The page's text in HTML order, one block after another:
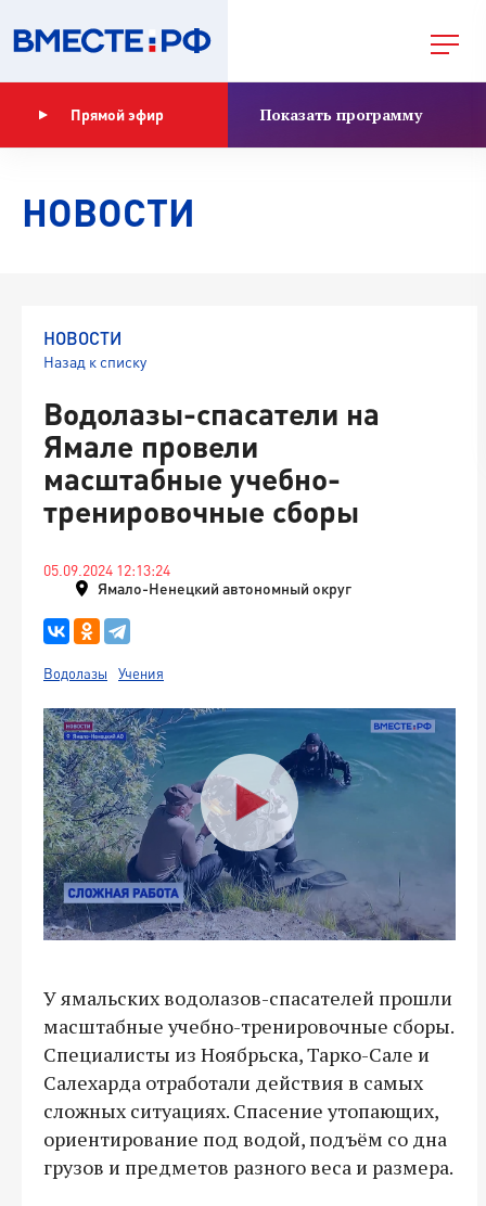
Прямой эфир Показать программу
НОВОСТИ
НОВОСТИ
Назад к списку
Водолазы-спасатели на
Ямале провели
масштабные учебно-
тренировочные сборы
05.09.2024 12:13:24
Ямало-Ненецкий автономный округ
Водолазы Учения
У ямальских водолазов-спасателей прошли
масштабные учебно-тренировочные сборы.
Специалисты из Ноябрьска, Тарко-Сале и
Салехарда отработали действия в самых
сложных ситуациях. Спасение утопающих,
ориентирование под водой, подъём со дна
грузов и предметов разного веса и размера.